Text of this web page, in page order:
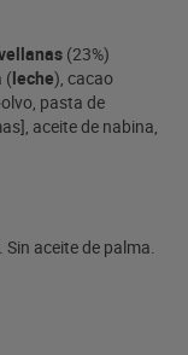
(23%)
(leche), cacao
pasta de
aceite de nabina,
aceite de palma.